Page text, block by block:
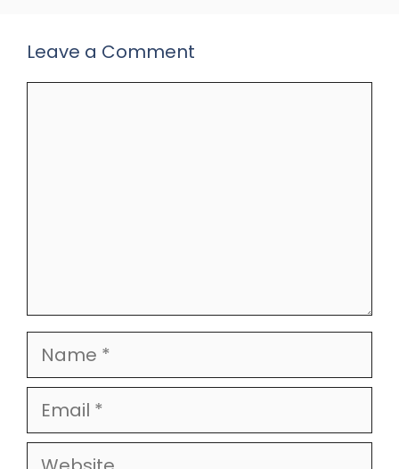
Leave a Comment
Name
Email
Website